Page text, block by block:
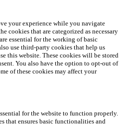
your experience while you navigate
cookies that are categorized as necessary
essential for the working of basic
use third-party cookies that help us
this website. These cookies will be stored
You also have the option to opt-out of
of these cookies may affect your
for the website to function properly.
that ensures basic functionalities and